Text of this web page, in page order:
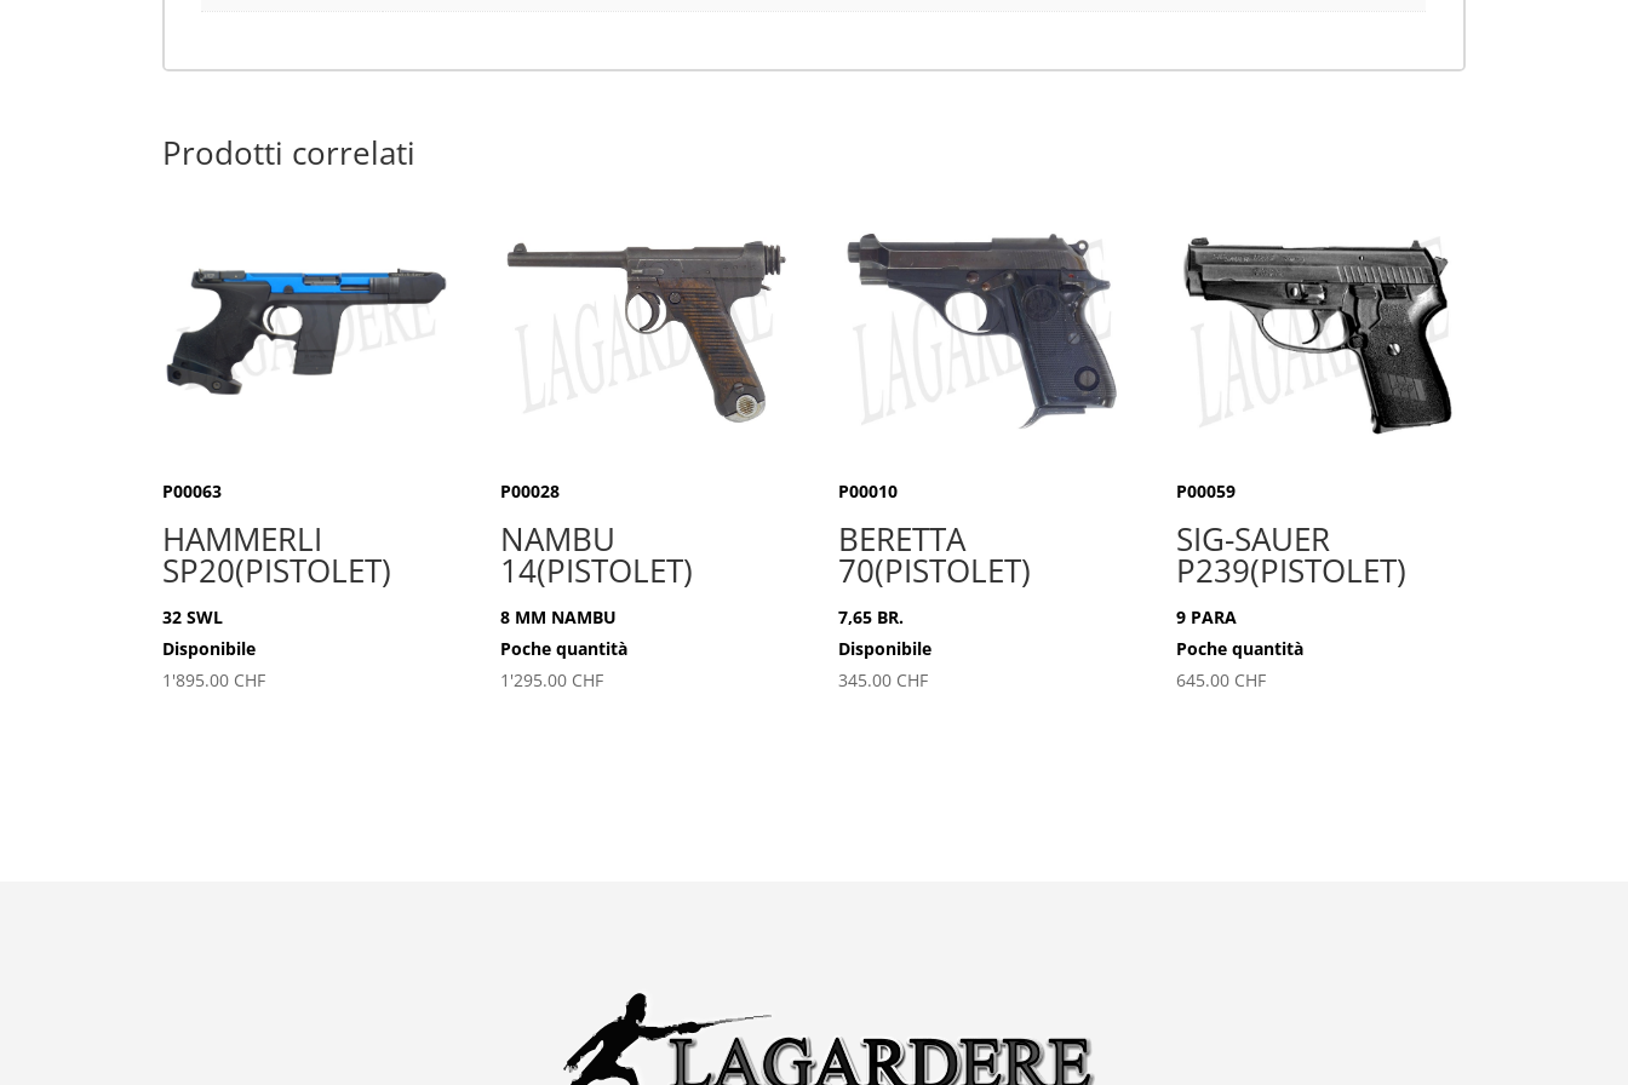
Prodotti correlati
P00063
HAMMERLI
SP20(PISTOLET)
32 SWL
Disponibile
1'895.00 CHF
P00028
NAMBU
14(PISTOLET)
8 MM NAMBU
Poche quantità
1'295.00 CHF
P00010
BERETTA
70(PISTOLET)
7,65 BR.
Disponibile
345.00 CHF
P00059
SIG-SAUER
P239(PISTOLET)
9 PARA
Poche quantità
645.00 CHF